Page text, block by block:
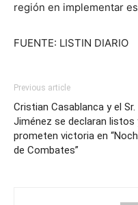
región en implementar
FUENTE: LISTIN DIARIO
Previous article
Cristian Casablanca y el Sr.
Jiménez se declaran listos
prometen victoria en
de Combates”